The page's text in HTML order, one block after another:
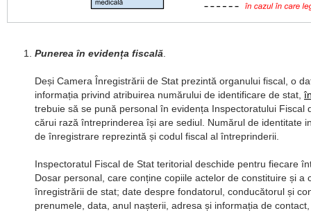
Punerea în evidența fiscală.
Deși Camera Înregistrării de Stat prezintă organului fiscal, o
informația privind atribuirea numărului de identificare de stat,
trebuie să se pună personal în evidența Inspectoratului Fiscal
cărui rază întreprinderea își are sediul. Numărul de identitate
de înregistrare reprezintă și codul fiscal al întreprinderii.
Inspectoratul Fiscal de Stat teritorial deschide pentru fiecare
Dosar personal, care conține copiile actelor de constituire și a
înregistrării de stat; date despre fondatorul, conducătorul și
prenumele, data, anul nașterii, adresa și informația de